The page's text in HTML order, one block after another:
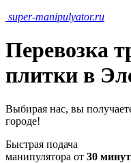
super-manipulyator.ru
Перевозка
плитки в
Выбирая нас, вы
городе!
Быстрая подача
манипулятора от 30 минут